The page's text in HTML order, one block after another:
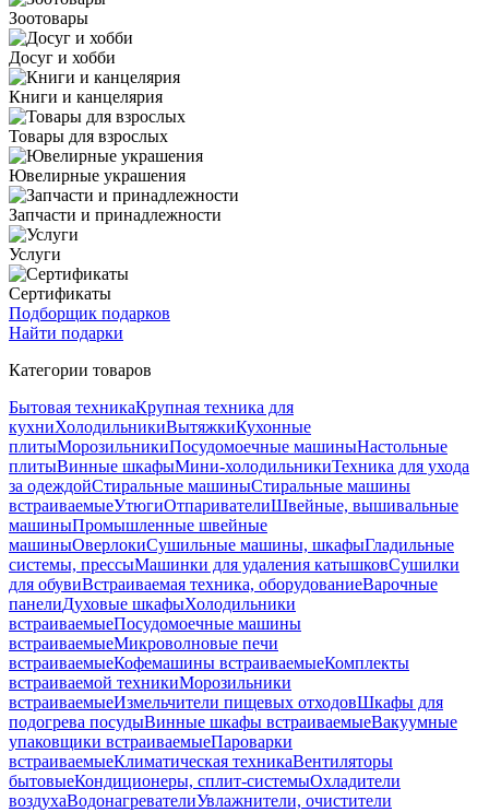
Зоотовары
Досуг и хобби
Книги и канцелярия
Товары для взрослых
Ювелирные украшения
Запчасти и принадлежности
Услуги
Сертификаты
Подборщик подарков
Найти подарки
Категории товаров
Бытовая техникаКрупная техника для
кухниХолодильникиВытяжкиКухонные
плитыМорозильникиПосудомоечные машиныНастольные
плитыВинные шкафыМини-холодильникиТехника для ухода
за одеждойСтиральные машиныСтиральные машины
встраиваемыеУтюгиОтпаривателиШвейные, вышивальные
машиныПромышленные швейные
машиныОверлокиСушильные машины, шкафыГладильные
системы, прессыМашинки для удаления катышковСушилки
для обувиВстраиваемая техника, оборудованиеВарочные
панелиДуховые шкафыХолодильники
встраиваемыеПосудомоечные машины
встраиваемыеМикроволновые печи
встраиваемыеКофемашины встраиваемыеКомплекты
встраиваемой техникиМорозильники
встраиваемыеИзмельчители пищевых отходовШкафы для
подогрева посудыВинные шкафы встраиваемыеВакуумные
упаковщики встраиваемыеПароварки
встраиваемыеКлиматическая техникаВентиляторы
бытовыеКондиционеры, сплит-системыОхладители
воздухаВодонагревателиУвлажнители, очистители